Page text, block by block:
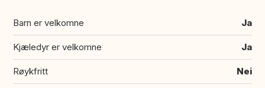
Barn er velkomne Ja
Kjæledyr er velkomne Ja
Røykfritt Nei